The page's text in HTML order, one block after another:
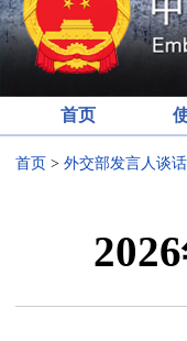
首页
首页 > 外交部发言人谈话